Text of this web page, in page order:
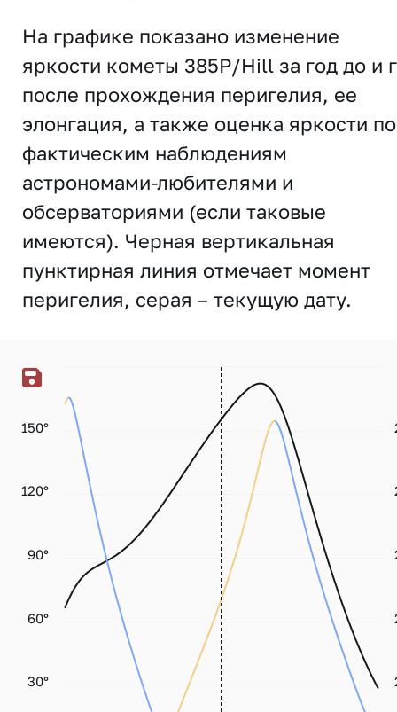
На графике показано изменение
яркости кометы 385P/Hill за год до и
после прохождения перигелия, ее
элонгация, а также оценка яркости по
фактическим наблюдениям
астрономами-любителями и
обсерваториями (если таковые
имеются). Черная вертикальная
пунктирная линия отмечает момент
перигелия, серая – текущую дату.
30°
60°
90°
120°
150°